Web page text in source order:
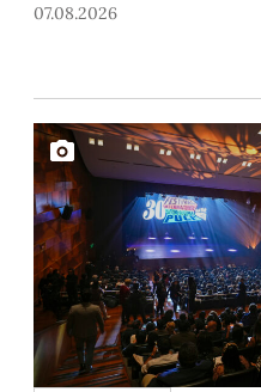
considerados por las
07.08.2026